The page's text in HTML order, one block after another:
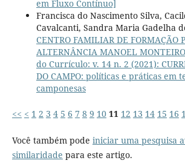
em Fluxo Contínuo]
Francisca do Nascimento Silva,
Cavalcanti, Sandra Maria Gadelha
CENTRO FAMILIAR DE FORMAÇÃO
ALTERNÂNCIA MANOEL MONTEIRO
do Currículo: v. 14 n. 2 (2021):
DO CAMPO: políticas e práticas em
camponesas
<< < 1 2 3 4 5 6 7 8 9 10 11 12 13 14 15 16
Você também pode iniciar uma pesquisa
similaridade para este artigo.